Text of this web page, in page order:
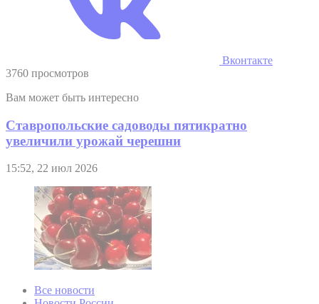
Вконтакте
3760 просмотров
Вам может быть интересно
Ставропольские садоводы пятикратно
увеличили урожай черешни
15:52, 22 июл 2026
Все новости